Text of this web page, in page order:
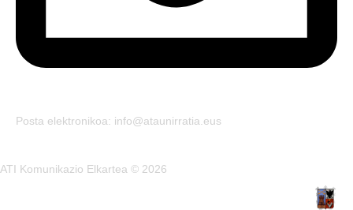
Posta elektronikoa: info@ataunirratia.eus
ATI Komunikazio Elkartea © 2026